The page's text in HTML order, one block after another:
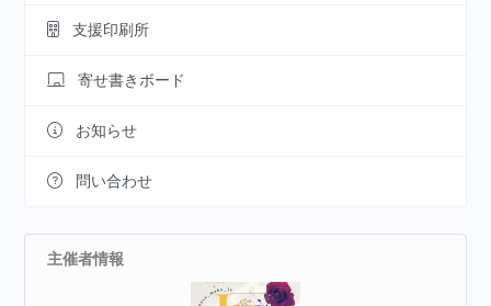
支援印刷所
寄せ書きボード
お知らせ
問い合わせ
主催者情報